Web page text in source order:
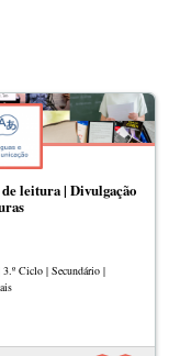
leitura | Divulgação
Ciclo | Secundário |